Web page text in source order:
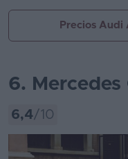
Precios
6. Mercedes
6,4/10